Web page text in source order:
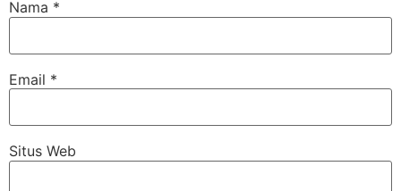
Nama *
Email *
Situs Web